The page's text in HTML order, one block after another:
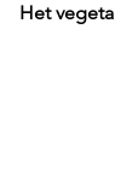
Het